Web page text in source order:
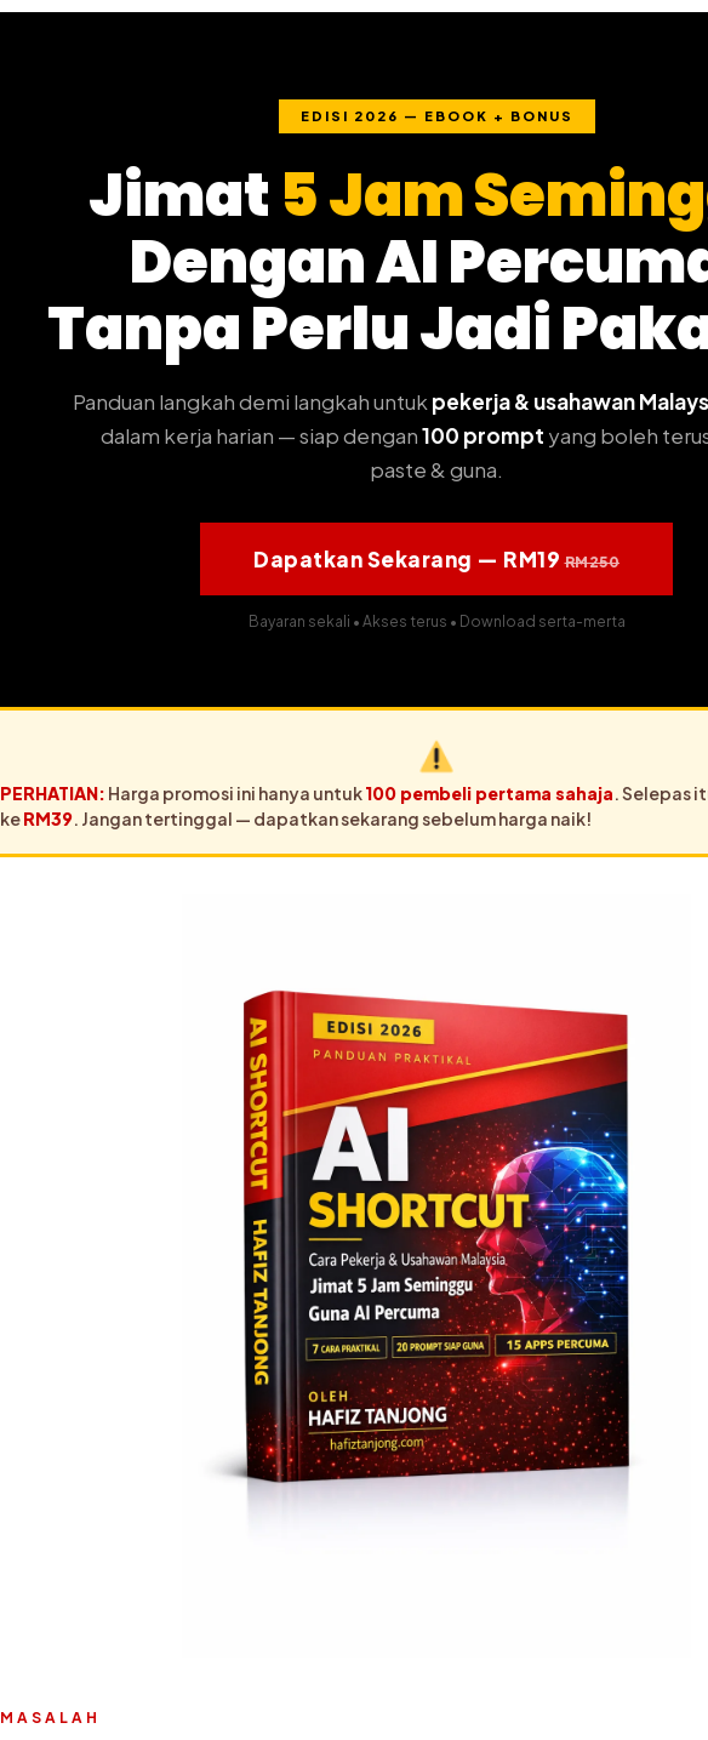
EDISI 2026 — EBOOK + BONUS
Jimat 5 Jam
Dengan AI
Tanpa Perlu Jadi
Panduan langkah demi langkah untuk pekerja & usahawan
dalam kerja harian — siap dengan100 prompt yang boleh
paste & guna.
Dapatkan Sekarang — RM19RM250
Bayaran sekali • Akses terus • Download serta-merta
PERHATIAN: Harga promosi ini hanya untuk100 pembeli pertama sahaja. Selepas
keRM39. Jangan tertinggal — dapatkan sekarang sebelum harga naik!
MASALAH